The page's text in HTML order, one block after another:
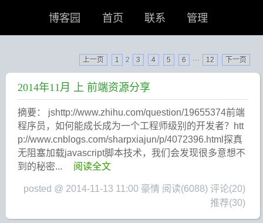
博客园 首页 联系 管理
上一页 1 2 3 4 5 6 ··· 12 下一页
2014年11月 上 前端资源分享
摘要： jshttp://www.zhihu.com/question/19655374前端
程序员，如何能成长成为一个工程师级别的开发者？htt
p://www.cnblogs.com/sharpxiajun/p/4072396.html探真
无阻塞加载javascript脚本技术，我们会发现很多意想不
到的秘密...
阅读全文
posted @ 2014-11-13 11:00 豪情 阅读(6088) 评论(20)
推荐(30)